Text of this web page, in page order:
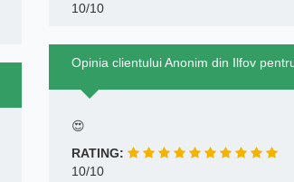
10/10
Opinia clientului Anonim din Ilfov
😍
RATING:
10/10